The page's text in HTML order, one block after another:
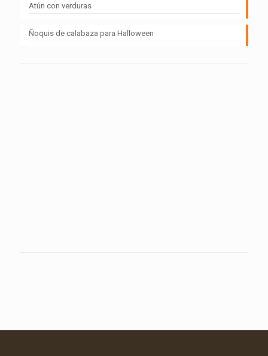
Atún con verduras
Ñoquis de calabaza para Halloween